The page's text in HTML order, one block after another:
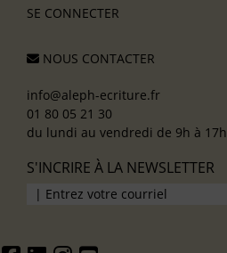
SE CONNECTER
NOUS CONTACTER
info@aleph-ecriture.fr
01 80 05 21 30
du lundi au vendredi de 9h à 17h
S'INCRIRE À LA NEWSLETTER